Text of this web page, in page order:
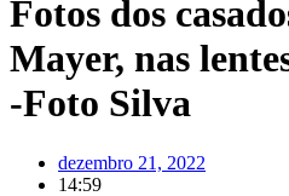
Fotos dos
Mayer, nas
-Foto Silva
dezembro 21, 2022
14:59